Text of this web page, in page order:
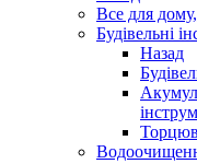
Все для
Будівельні
Назад